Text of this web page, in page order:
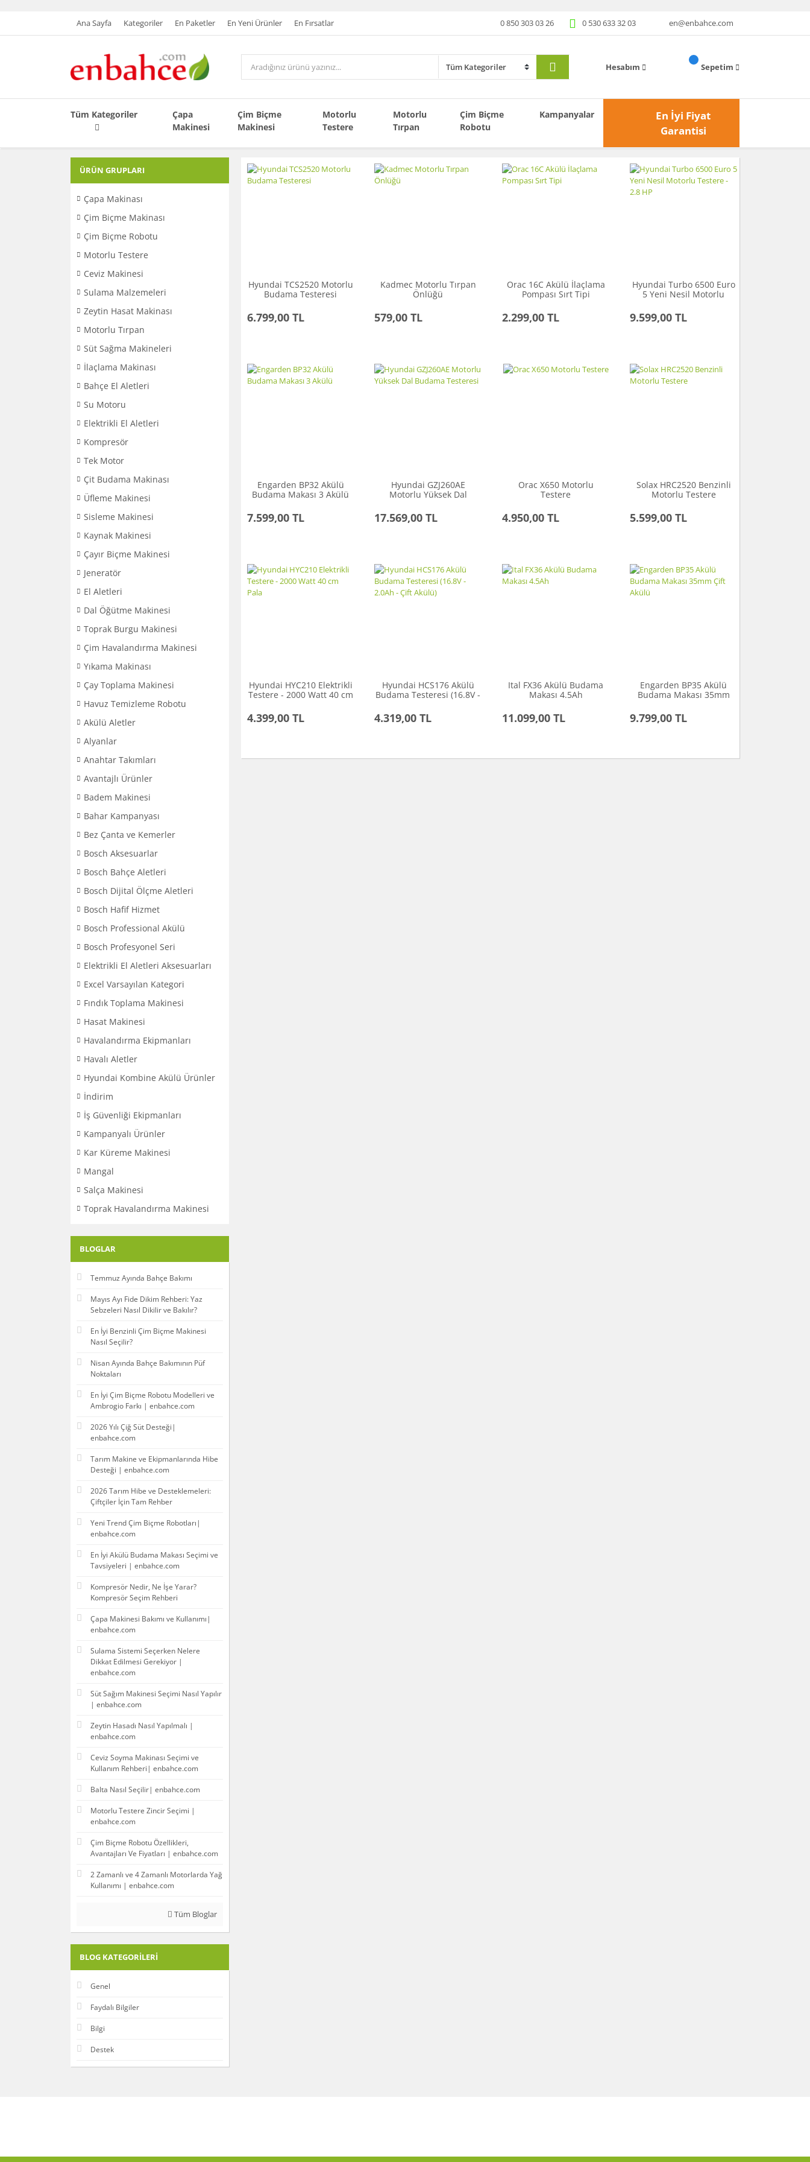
Ana Sayfa Kategoriler En Paketler En Yeni Ürünler En Fırsatlar 0 850 303 03 26 0 530 633 32 03 en@enbahce.com
Hesabım Sepetim
Tüm Kategoriler
Çapa
Makinesi
Çim Biçme
Makinesi
Motorlu
Testere
Motorlu
Tırpan
Çim Biçme
Robotu
Kampanyalar
En İyi Fiyat
Garantisi
ÜRÜN GRUPLARI
Çapa Makinası
Çim Biçme Makinası
Çim Biçme Robotu
Motorlu Testere
Ceviz Makinesi
Sulama Malzemeleri
Zeytin Hasat Makinası
Motorlu Tırpan
Süt Sağma Makineleri
İlaçlama Makinası
Bahçe El Aletleri
Su Motoru
Elektrikli El Aletleri
Kompresör
Tek Motor
Çit Budama Makinası
Üfleme Makinesi
Sisleme Makinesi
Kaynak Makinesi
Çayır Biçme Makinesi
Jeneratör
El Aletleri
Dal Öğütme Makinesi
Toprak Burgu Makinesi
Çim Havalandırma Makinesi
Yıkama Makinası
Çay Toplama Makinesi
Havuz Temizleme Robotu
Akülü Aletler
Alyanlar
Anahtar Takımları
Avantajlı Ürünler
Badem Makinesi
Bahar Kampanyası
Bez Çanta ve Kemerler
Bosch Aksesuarlar
Bosch Bahçe Aletleri
Bosch Dijital Ölçme Aletleri
Bosch Hafif Hizmet
Bosch Professional Akülü
Bosch Profesyonel Seri
Elektrikli El Aletleri Aksesuarları
Excel Varsayılan Kategori
Fındık Toplama Makinesi
Hasat Makinesi
Havalandırma Ekipmanları
Havalı Aletler
Hyundai Kombine Akülü Ürünler
İndirim
İş Güvenliği Ekipmanları
Kampanyalı Ürünler
Kar Küreme Makinesi
Mangal
Salça Makinesi
Toprak Havalandırma Makinesi
BLOGLAR
Temmuz Ayında Bahçe Bakımı
Mayıs Ayı Fide Dikim Rehberi: Yaz
Sebzeleri Nasıl Dikilir ve Bakılır?
En İyi Benzinli Çim Biçme Makinesi
Nasıl Seçilir?
Nisan Ayında Bahçe Bakımının Püf
Noktaları
En İyi Çim Biçme Robotu Modelleri ve
Ambrogio Farkı | enbahce.com
2026 Yılı Çiğ Süt Desteği|
enbahce.com
Tarım Makine ve Ekipmanlarında Hibe
Desteği | enbahce.com
2026 Tarım Hibe ve Desteklemeleri:
Çiftçiler İçin Tam Rehber
Yeni Trend Çim Biçme Robotları|
enbahce.com
En İyi Akülü Budama Makası Seçimi ve
Tavsiyeleri | enbahce.com
Kompresör Nedir, Ne İşe Yarar?
Kompresör Seçim Rehberi
Çapa Makinesi Bakımı ve Kullanımı|
enbahce.com
Sulama Sistemi Seçerken Nelere
Dikkat Edilmesi Gerekiyor |
enbahce.com
Süt Sağım Makinesi Seçimi Nasıl Yapılır
| enbahce.com
Zeytin Hasadı Nasıl Yapılmalı |
enbahce.com
Ceviz Soyma Makinası Seçimi ve
Kullanım Rehberi| enbahce.com
Balta Nasıl Seçilir| enbahce.com
Motorlu Testere Zincir Seçimi |
enbahce.com
Çim Biçme Robotu Özellikleri,
Avantajları Ve Fiyatları | enbahce.com
2 Zamanlı ve 4 Zamanlı Motorlarda Yağ
Kullanımı | enbahce.com
Tüm Bloglar
BLOG KATEGORILERI
Genel
Faydalı Bilgiler
Bilgi
Destek
Hyundai TCS2520 Motorlu
Budama Testeresi
6.799,00 TL
Kadmec Motorlu Tırpan
Önlüğü
579,00 TL
Orac 16C Akülü İlaçlama
Pompası Sırt Tipi
2.299,00 TL
Hyundai Turbo 6500 Euro
5 Yeni Nesil Motorlu
9.599,00 TL
Engarden BP32 Akülü
Budama Makası 3 Akülü
7.599,00 TL
Hyundai GZJ260AE
Motorlu Yüksek Dal
17.569,00 TL
Orac X650 Motorlu
Testere
4.950,00 TL
Solax HRC2520 Benzinli
Motorlu Testere
5.599,00 TL
Hyundai HYC210 Elektrikli
Testere - 2000 Watt 40 cm
4.399,00 TL
Hyundai HCS176 Akülü
Budama Testeresi (16.8V -
4.319,00 TL
Ital FX36 Akülü Budama
Makası 4.5Ah
11.099,00 TL
Engarden BP35 Akülü
Budama Makası 35mm
9.799,00 TL